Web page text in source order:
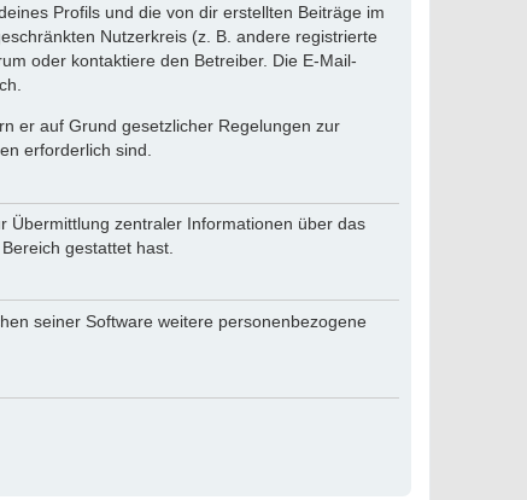
Profils und die von dir erstellten Beiträge im
Nutzerkreis (z. B. andere registrierte
oder kontaktiere den Betreiber. Die E-Mail-
er auf Grund gesetzlicher Regelungen zur
erforderlich sind.
Übermittlung zentraler Informationen über das
gestattet hast.
seiner Software weitere personenbezogene